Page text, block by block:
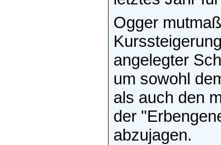
Ogger
angelegter
um sowohl
als auch den
der
abzujagen.